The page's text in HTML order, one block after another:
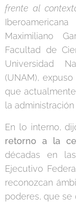
frente al
Maximiliano
Facultad de
Universidad
(UNAM),
que
la
En lo interno,
retorno a la
décadas en
Ejecutivo
reconozcan
poderes, que se